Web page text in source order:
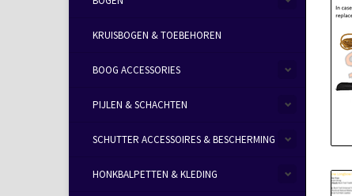
KRUISBOGEN & TOEBEHOREN
BOOG ACCESSORIES
PIJLEN & SCHACHTEN
SCHUTTER ACCESSOIRES & BESCHERMING
HONKBALPETTEN & KLEDING